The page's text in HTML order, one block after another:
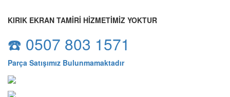
KIRIK EKRAN TAMİRİ HİZMETİMİZ YOKTUR
☎️ 0507 803 1571
Parça Satışımız Bulunmamaktadır